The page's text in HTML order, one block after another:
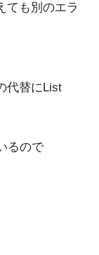
ても別のエラ
代替にList
るので